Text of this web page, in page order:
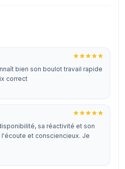
bien son boulot travail rapide
correct
sa réactivité et son
et consciencieux. Je